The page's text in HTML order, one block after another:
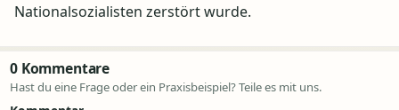
Nationalsozialisten zerstört wurde.
0 Kommentare
Hast du eine Frage oder ein Praxisbeispiel? Teile es mit uns.